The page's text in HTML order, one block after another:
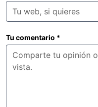
Tu comentario *